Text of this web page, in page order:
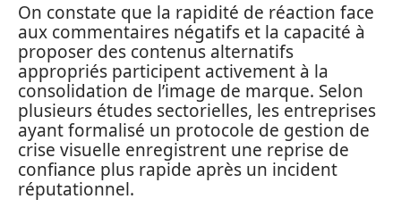
On constate que la rapidité de réaction face
aux commentaires négatifs et la capacité à
proposer des contenus alternatifs
appropriés participent activement à la
consolidation de l’image de marque. Selon
plusieurs études sectorielles, les entreprises
ayant formalisé un protocole de gestion de
crise visuelle enregistrent une reprise de
confiance plus rapide après un incident
réputationnel.